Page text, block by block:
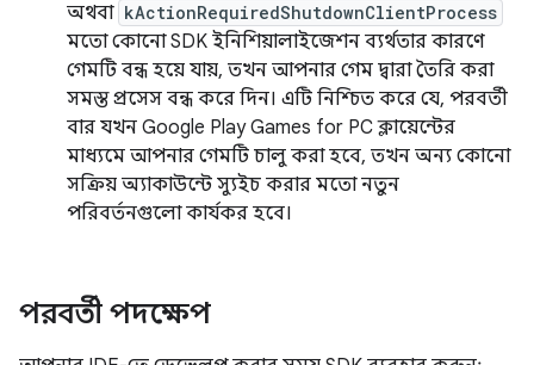
অথবা kActionRequiredShutdownClientProcess
মতো কোনো SDK ইনিশিয়ালাইজেশন ব্যর্থতার কারণে
গেমটি বন্ধ হয়ে যায়, তখন আপনার গেম দ্বারা তৈরি করা
সমস্ত প্রসেস বন্ধ করে দিন। এটি নিশ্চিত করে যে, পরবর্তী
বার যখন Google Play Games for PC ক্লায়েন্টের
মাধ্যমে আপনার গেমটি চালু করা হবে, তখন অন্য কোনো
সক্রিয় অ্যাকাউন্টে স্যুইচ করার মতো নতুন
পরিবর্তনগুলো কার্যকর হবে।
পরবর্তী পদক্ষেপ